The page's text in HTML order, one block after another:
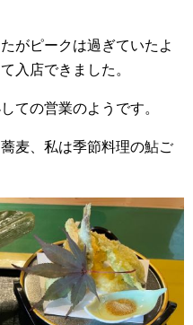
がピークは過ぎていたよ
入店できました。
ての営業のようです。
麦、私は季節料理の鮎ご